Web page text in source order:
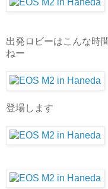
出発ロビーはこんな時
ねー
登場します